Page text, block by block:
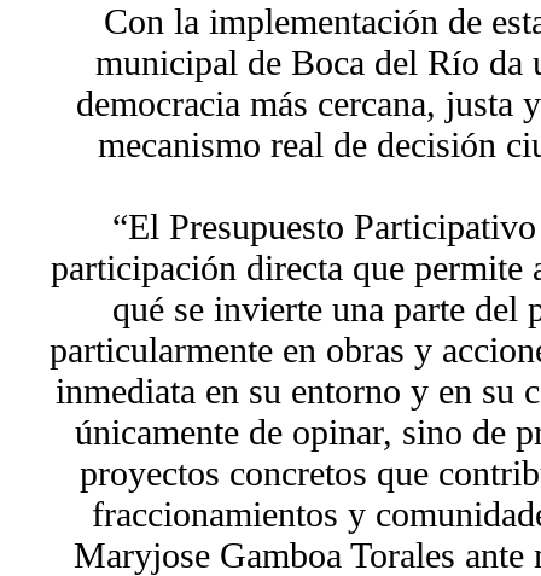
Con la implementación de
municipal de Boca del Río da
democracia más cercana,
mecanismo real de decisión
“El Presupuesto
participación directa que permite
qué se invierte una parte del
particularmente en obras y
inmediata en su entorno y en su
únicamente de opinar, sino de
proyectos concretos que
fraccionamientos y
Maryjose Gamboa Torales